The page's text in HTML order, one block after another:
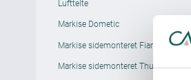
Lufttelte
Markise Dometic
Markise sidemonteret Fiamma
Markise sidemonteret Thule